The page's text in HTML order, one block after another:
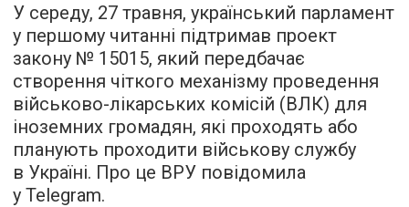
У середу, 27 травня, український парламент
у першому читанні підтримав проект
закону № 15015, який передбачає
створення чіткого механізму проведення
військово-лікарських комісій (ВЛК) для
іноземних громадян, які проходять або
планують проходити військову службу
в Україні. Про це ВРУ повідомила
у Telegram.